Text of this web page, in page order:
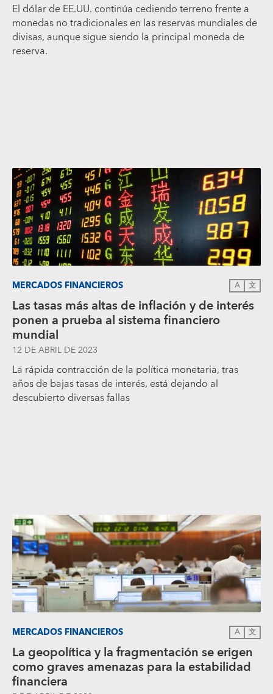
El dólar de EE.UU. continúa cediendo terreno frente a
monedas no tradicionales en las reservas mundiales de
divisas, aunque sigue siendo la principal moneda de
reserva.
MERCADOS FINANCIEROS A 文
Las tasas más altas de inflación y de interés
ponen a prueba al sistema financiero
mundial
12 DE ABRIL DE 2023
La rápida contracción de la política monetaria, tras
años de bajas tasas de interés, está dejando al
descubierto diversas fallas
MERCADOS FINANCIEROS A 文
La geopolítica y la fragmentación se erigen
como graves amenazas para la estabilidad
financiera